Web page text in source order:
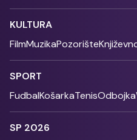
KULTURA
FilmMuzikaPozorište
SPORT
FudbalKošarkaTenisOdbojka
SP 2026